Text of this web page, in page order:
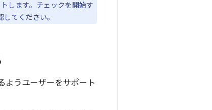
します。チェックを開始す
てください。
ようユーザーをサポート